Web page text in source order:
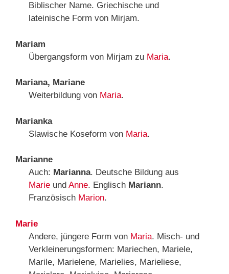
Biblischer Name. Griechische und
lateinische Form von Mirjam.
Mariam
Übergangsform von Mirjam zu Maria.
Mariana, Mariane
Weiterbildung von Maria.
Marianka
Slawische Koseform von Maria.
Marianne
Auch: Marianna. Deutsche Bildung aus
Marieund Anne. Englisch Mariann.
Französisch Marion.
Marie
Andere, jüngere Form von Maria. Misch- und
Verkleinerungsformen: Mariechen, Mariele,
Marile, Marielene, Marielies, Marieliese,